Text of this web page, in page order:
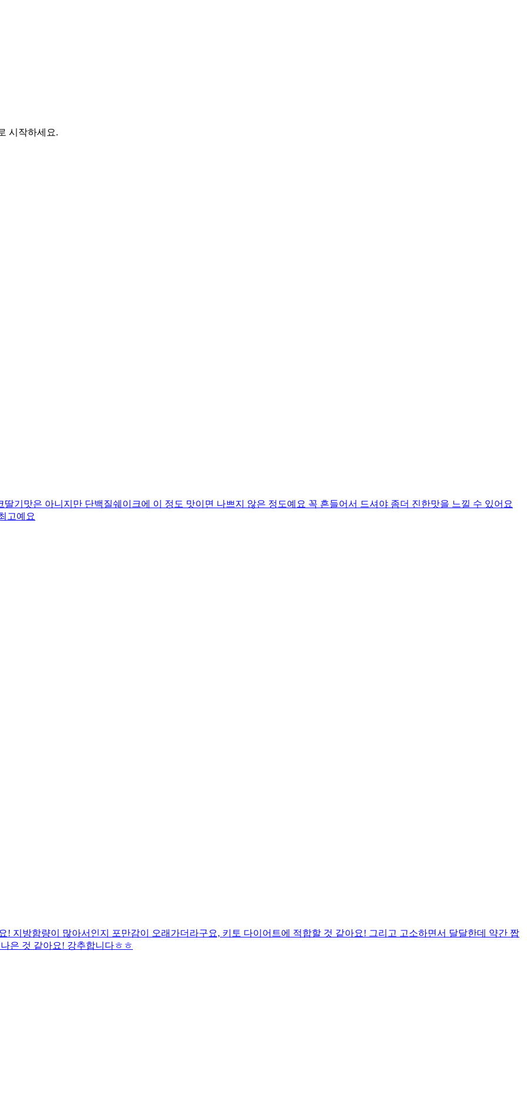
시작하세요.
기맛은 아니지만 단백질쉐이크에 이 정도 맛이면 나쁘지 않은 정도예요 꼭 흔들어서 드셔야 좀더 진한맛을 느낄 수 있어요
고예요
지방함량이 많아서인지 포만감이 오래가더라구요, 키토 다이어트에 적합할 것 같아요! 그리고 고소하면서 달달한데 약간 짭
은 것 같아요! 강추합니다ㅎㅎ